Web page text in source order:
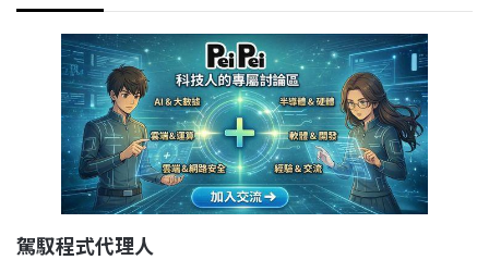
駕馭程式代理人